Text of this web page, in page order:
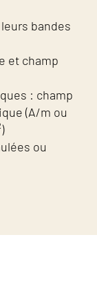
bandes
et champ
: champ
(A/m ou
ou